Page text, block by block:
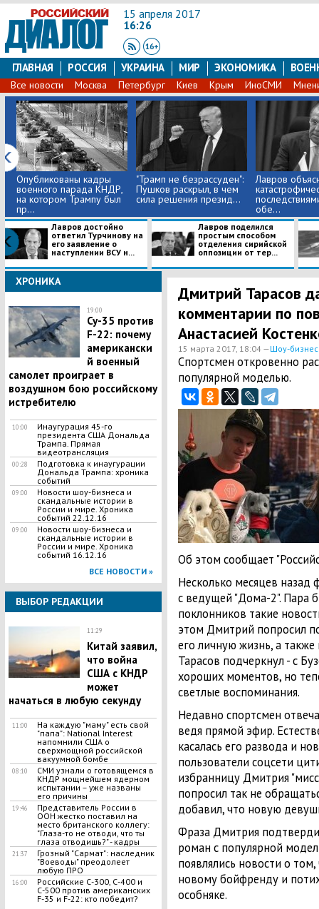
15 апреля 2017
16:26
ГЛАВНАЯ РОССИЯ УКРАИНА МИР ЭКОНОМИКА
Все новости Москва Петербург Киев Крым ИноСМИ
Опубликованы кадры
военного парада КНДР,
на котором Трампу был
пр...
"Трамп не безрассуден":
Пушков раскрыл, в чем
сила решения презид...
Лавров
обе...
Лавров достойно
ответил Турчинову на
его заявление о
наступлении ВСУ н...
Лавров поделился
простым способом
отделения сирийской
оппозиции от тер...
ХРОНИКА
19:00
Су-35 против
F-22: почему
американски
й военный
самолет проиграет в
воздушном бою российскому
истребителю
10:00
Инаугурация 45-го
президента США Дональда
Трампа. Прямая
видеотрансляция
00:28
Подготовка к инаугурации
Дональда Трампа: хроника
событий
09:00
Новости шоу-бизнеса и
скандальные истории в
России и мире. Хроника
событий 22.12.16
09:00
Новости шоу-бизнеса и
скандальные истории в
России и мире. Хроника
событий 16.12.16
ВСЕ НОВОСТИ »
ВЫБОР РЕДАКЦИИ
11:29
Китай заявил,
что война
США с КНДР
может
начаться в любую секунду
11:00
На каждую "маму" есть свой
"папа": National Interest
напомнили США о
сверхмощной российской
вакуумной бомбе
08:10
СМИ узнали о готовящемся в
КНДР мощнейшем ядерном
испытании – уже названы
его причины
19:46
Представитель России в
ООН жестко поставил на
место британского коллегу:
"Глаза-то не отводи, что ты
глаза отводишь?" - кадры
21:37
Грозный "Сармат": наследник
"Воеводы" преодолеет
любую ПРО
16:00
Российские С-300, С-400 и
С-500 против американских
F-35 и F-22: кто победит?
Дмитрий Тарасов
комментарии по
Анастасией
15 марта 2017, 18:04 —Шоу-бизнес
Спортсмен откровенно
популярной моделью.
Об этом сообщает
Несколько месяцев назад
с ведущей "Дома-2". Пара
поклонников такие
этом Дмитрий попросил
его личную жизнь, а также
Тарасов подчеркнул - с
хороших моментов, но
светлые воспоминания.
Недавно спортсмен
ведя прямой эфир.
касалась его развода и
пользователи соцсети
избранницу Дмитрия
попросил так не
добавил, что новую
Фраза Дмитрия
роман с популярной
появлялись новости о
новому бойфренду и
особняке.